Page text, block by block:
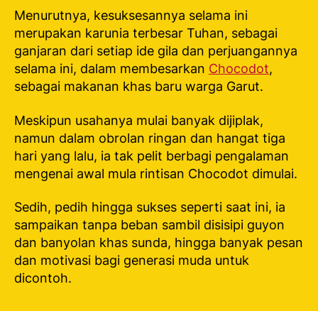
Menurutnya, kesuksesannya selama ini
merupakan karunia terbesar Tuhan, sebagai
ganjaran dari setiap ide gila dan perjuangannya
selama ini, dalam membesarkan Chocodot,
sebagai makanan khas baru warga Garut.
Meskipun usahanya mulai banyak dijiplak,
namun dalam obrolan ringan dan hangat tiga
hari yang lalu, ia tak pelit berbagi pengalaman
mengenai awal mula rintisan Chocodot dimulai.
Sedih, pedih hingga sukses seperti saat ini, ia
sampaikan tanpa beban sambil disisipi guyon
dan banyolan khas sunda, hingga banyak pesan
dan motivasi bagi generasi muda untuk
dicontoh.